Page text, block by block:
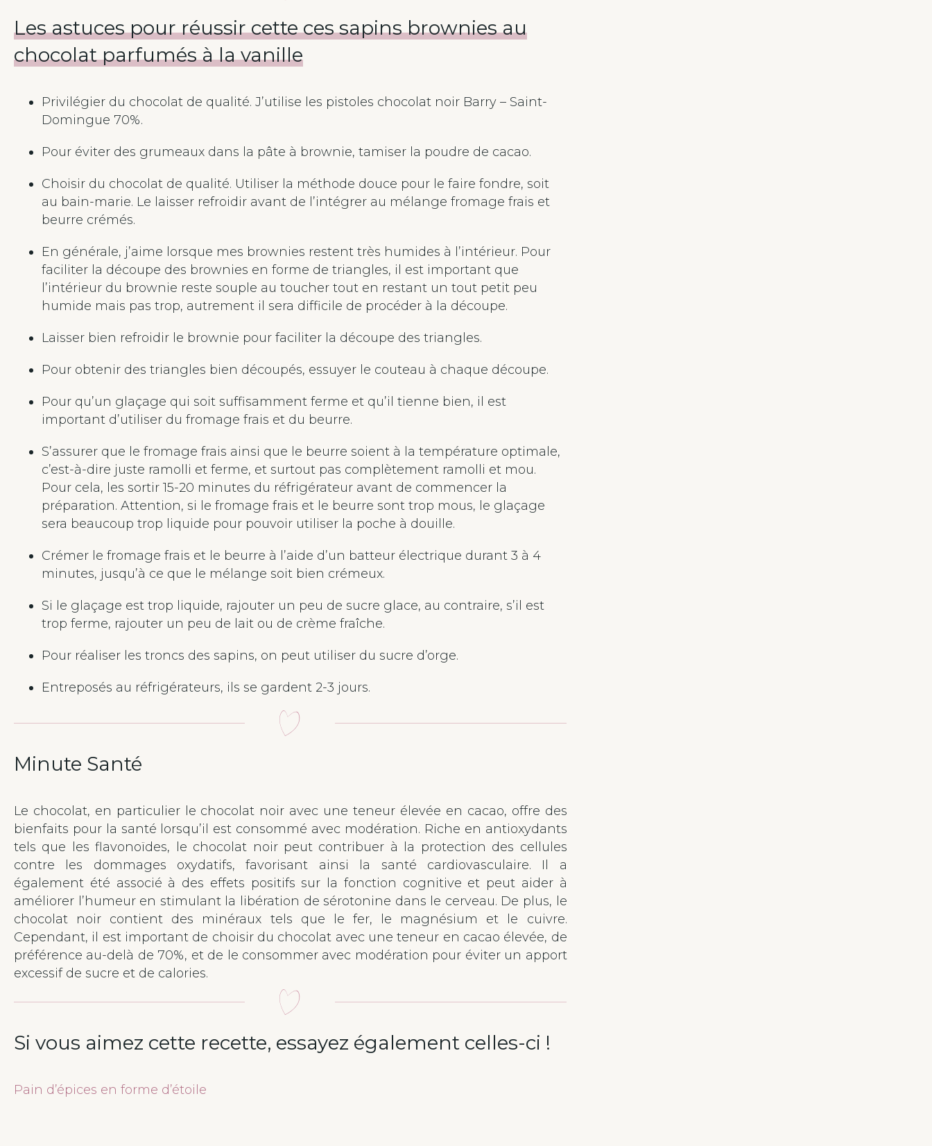
Les astuces pour réussir cette ces sapins brownies au
chocolat parfumés à la vanille
Privilégier du chocolat de qualité. J’utilise les pistoles chocolat noir Barry – Saint-
Domingue 70%.
Pour éviter des grumeaux dans la pâte à brownie, tamiser la poudre de cacao.
Choisir du chocolat de qualité. Utiliser la méthode douce pour le faire fondre, soit
au bain-marie. Le laisser refroidir avant de l’intégrer au mélange fromage frais et
beurre crémés.
En générale, j’aime lorsque mes brownies restent très humides à l’intérieur. Pour
faciliter la découpe des brownies en forme de triangles, il est important que
l’intérieur du brownie reste souple au toucher tout en restant un tout petit peu
humide mais pas trop, autrement il sera difficile de procéder à la découpe.
Laisser bien refroidir le brownie pour faciliter la découpe des triangles.
Pour obtenir des triangles bien découpés, essuyer le couteau à chaque découpe.
Pour qu’un glaçage qui soit suffisamment ferme et qu’il tienne bien, il est
important d’utiliser du fromage frais et du beurre.
S’assurer que le fromage frais ainsi que le beurre soient à la température optimale,
c’est-à-dire juste ramolli et ferme, et surtout pas complètement ramolli et mou.
Pour cela, les sortir 15-20 minutes du réfrigérateur avant de commencer la
préparation. Attention, si le fromage frais et le beurre sont trop mous, le glaçage
sera beaucoup trop liquide pour pouvoir utiliser la poche à douille.
Crémer le fromage frais et le beurre à l’aide d’un batteur électrique durant 3 à 4
minutes, jusqu’à ce que le mélange soit bien crémeux.
Si le glaçage est trop liquide, rajouter un peu de sucre glace, au contraire, s’il est
trop ferme, rajouter un peu de lait ou de crème fraîche.
Pour réaliser les troncs des sapins, on peut utiliser du sucre d’orge.
Entreposés au réfrigérateurs, ils se gardent 2-3 jours.
Minute Santé
Le chocolat, en particulier le chocolat noir avec une teneur élevée en cacao, offre des
bienfaits pour la santé lorsqu’il est consommé avec modération. Riche en antioxydants
tels que les flavonoïdes, le chocolat noir peut contribuer à la protection des cellules
contre les dommages oxydatifs, favorisant ainsi la santé cardiovasculaire. Il a
également été associé à des effets positifs sur la fonction cognitive et peut aider à
améliorer l’humeur en stimulant la libération de sérotonine dans le cerveau. De plus, le
chocolat noir contient des minéraux tels que le fer, le magnésium et le cuivre.
Cependant, il est important de choisir du chocolat avec une teneur en cacao élevée, de
préférence au-delà de 70%, et de le consommer avec modération pour éviter un apport
excessif de sucre et de calories.
Si vous aimez cette recette, essayez également celles-ci !
Pain d’épices en forme d’étoile